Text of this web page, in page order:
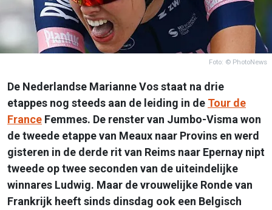
Foto: © PhotoNews
De Nederlandse Marianne Vos staat na drie
etappes nog steeds aan de leiding in de Tour de
France Femmes. De renster van Jumbo-Visma won
de tweede etappe van Meaux naar Provins en werd
gisteren in de derde rit van Reims naar Epernay nipt
tweede op twee seconden van de uiteindelijke
winnares Ludwig. Maar de vrouwelijke Ronde van
Frankrijk heeft sinds dinsdag ook een Belgisch